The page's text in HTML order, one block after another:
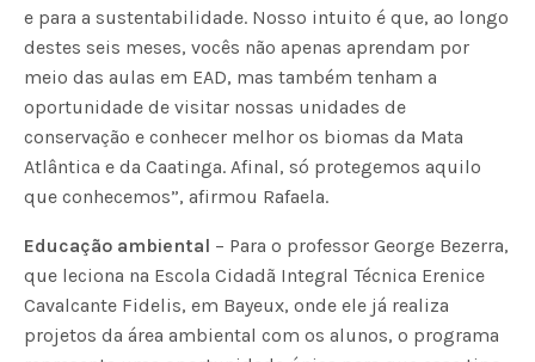
e para a sustentabilidade. Nosso intuito é que, ao longo
destes seis meses, vocês não apenas aprendam por
meio das aulas em EAD, mas também tenham a
oportunidade de visitar nossas unidades de
conservação e conhecer melhor os biomas da Mata
Atlântica e da Caatinga. Afinal, só protegemos aquilo
que conhecemos”, afirmou Rafaela.
Educação ambiental – Para o professor George Bezerra,
que leciona na Escola Cidadã Integral Técnica Erenice
Cavalcante Fidelis, em Bayeux, onde ele já realiza
projetos da área ambiental com os alunos, o programa